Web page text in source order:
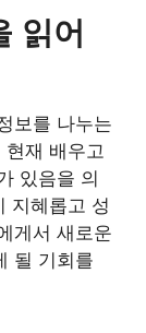
읽어
보를 나누는
재 배우고
있음을 의
지혜롭고 성
게서 새로운
될 기회를